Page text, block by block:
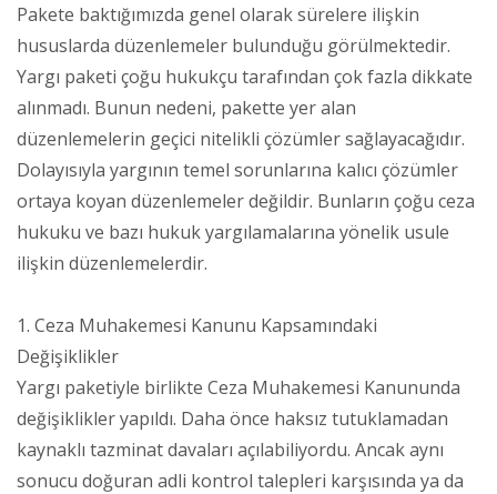
Pakete baktığımızda genel olarak sürelere ilişkin
hususlarda düzenlemeler bulunduğu görülmektedir.
Yargı paketi çoğu hukukçu tarafından çok fazla dikkate
alınmadı. Bunun nedeni, pakette yer alan
düzenlemelerin geçici nitelikli çözümler sağlayacağıdır.
Dolayısıyla yargının temel sorunlarına kalıcı çözümler
ortaya koyan düzenlemeler değildir. Bunların çoğu ceza
hukuku ve bazı hukuk yargılamalarına yönelik usule
ilişkin düzenlemelerdir.
1. Ceza Muhakemesi Kanunu Kapsamındaki
Değişiklikler
Yargı paketiyle birlikte Ceza Muhakemesi Kanununda
değişiklikler yapıldı. Daha önce haksız tutuklamadan
kaynaklı tazminat davaları açılabiliyordu. Ancak aynı
sonucu doğuran adli kontrol talepleri karşısında ya da